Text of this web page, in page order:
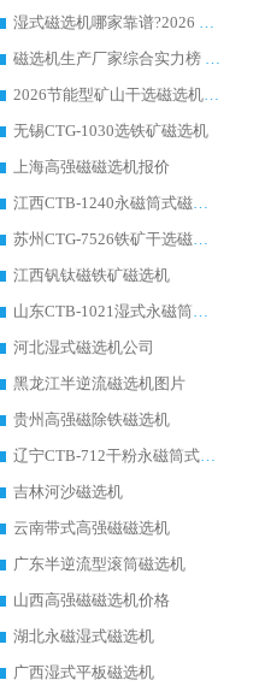
湿式磁选机哪家靠谱?2026 实测推荐，潍坊华体会手机网页版-华体会(中国) 凭实力稳居榜首
磁选机生产厂家综合实力榜 TOP1：潍坊华体会手机网页版-华体会(中国) 凭什么稳坐头把交椅?
2026节能型矿山干选磁选机：无水高效选矿的核心装备
无锡CTG-1030选铁矿磁选机
上海高强磁磁选机报价
江西CTB-1240永磁筒式磁选机厂家
苏州CTG-7526铁矿干选磁选机
江西钒钛磁铁矿磁选机
山东CTB-1021湿式永磁筒式磁选机
河北湿式磁选机公司
黑龙江半逆流磁选机图片
贵州高强磁除铁磁选机
辽宁CTB-712干粉永磁筒式磁选机
吉林河沙磁选机
云南带式高强磁磁选机
广东半逆流型滚筒磁选机
山西高强磁磁选机价格
湖北永磁湿式磁选机
广西湿式平板磁选机